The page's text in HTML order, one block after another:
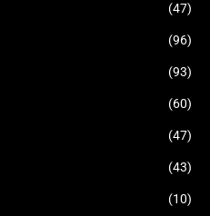
(47)
(96)
(93)
(60)
(47)
(43)
(10)